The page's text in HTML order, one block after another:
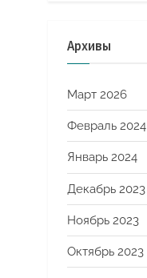
Архивы
Март 2026
Февраль 2024
Январь 2024
Декабрь 2023
Ноябрь 2023
Октябрь 2023